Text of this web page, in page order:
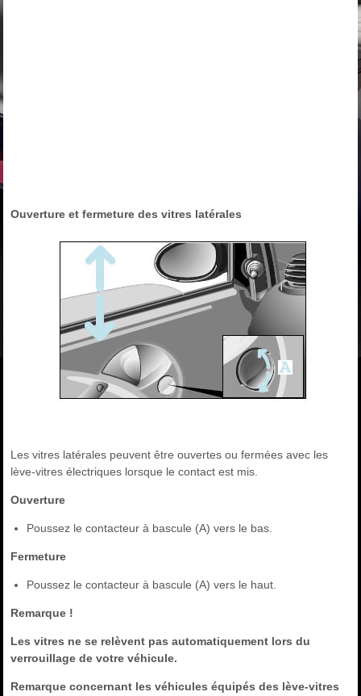
Ouverture et fermeture des vitres latérales
Les vitres latérales peuvent être ouvertes ou fermées avec les
lève-vitres électriques lorsque le contact est mis.
Ouverture
Poussez le contacteur à bascule (A) vers le bas.
Fermeture
Poussez le contacteur à bascule (A) vers le haut.
Remarque !
Les vitres ne se relèvent pas automatiquement lors du
verrouillage de votre véhicule.
Remarque concernant les véhicules équipés des lève-vitres